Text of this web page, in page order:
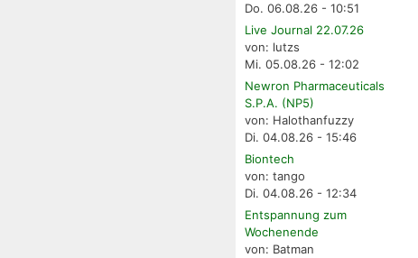
Do. 06.08.26 - 10:51
Live Journal 22.07.26
von: lutzs
Mi. 05.08.26 - 12:02
Newron Pharmaceuticals
S.P.A. (NP5)
von: Halothanfuzzy
Di. 04.08.26 - 15:46
Biontech
von: tango
Di. 04.08.26 - 12:34
Entspannung zum
Wochenende
von: Batman